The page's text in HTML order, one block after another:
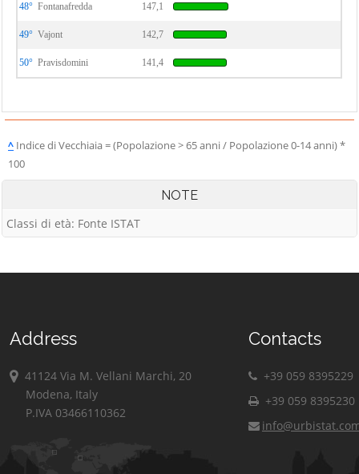
48° Fontanafredda 147,1
49° Vajont 142,7
50° Pravisdomini 141,4
^ Indice di Vecchiaia = (Popolazione > 65 anni / Popolazione 0-14 anni) *
100
NOTE
Classi di età: Fonte ISTAT
Address
41124 Via M. Vellani Marchi, 20
Modena, Italy
P.IVA 03466110362
Contacts
+39 059 8395229
+39 059 8395230